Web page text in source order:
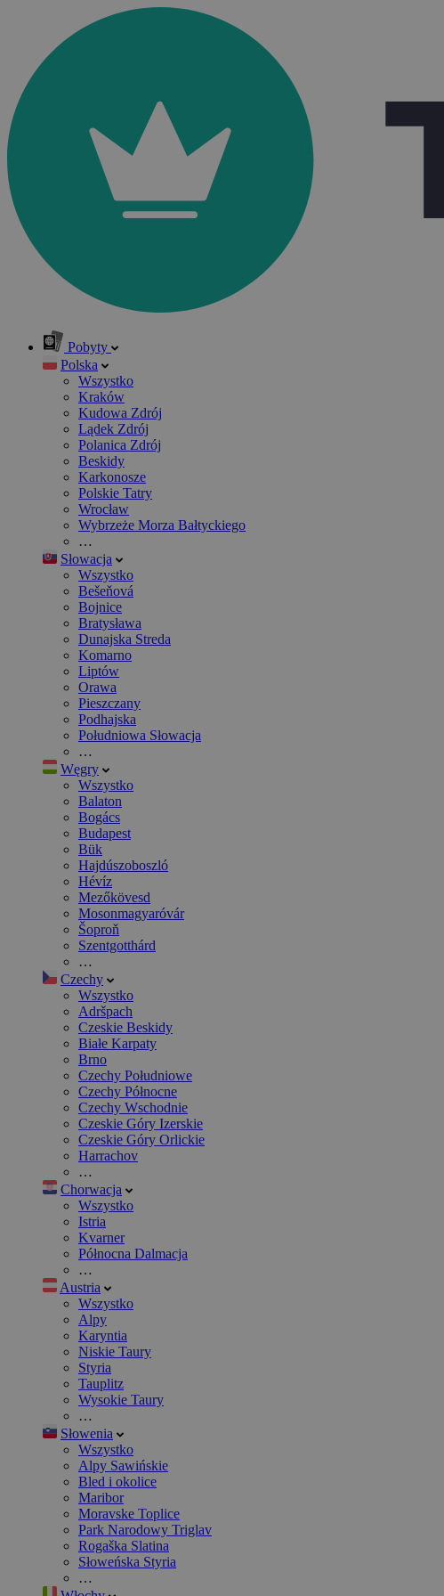
Pobyty
Polska
Wszystko
Kraków
Kudowa Zdrój
Lądek Zdrój
Polanica Zdrój
Beskidy
Karkonosze
Polskie Tatry
Wrocław
Wybrzeże Morza Bałtyckiego
…
Słowacja
Wszystko
Bešeňová
Bojnice
Bratysława
Dunajska Streda
Komarno
Liptów
Orawa
Pieszczany
Podhajska
Południowa Słowacja
…
Węgry
Wszystko
Balaton
Bogács
Budapest
Bük
Hajdúszoboszló
Hévíz
Mezőkövesd
Mosonmagyaróvár
Šoproň
Szentgotthárd
…
Czechy
Wszystko
Adršpach
Czeskie Beskidy
Białe Karpaty
Brno
Czechy Południowe
Czechy Północne
Czechy Wschodnie
Czeskie Góry Izerskie
Czeskie Góry Orlickie
Harrachov
…
Chorwacja
Wszystko
Istria
Kvarner
Północna Dalmacja
…
Austria
Wszystko
Alpy
Karyntia
Niskie Taury
Styria
Tauplitz
Wysokie Taury
…
Słowenia
Wszystko
Alpy Sawińskie
Bled i okolice
Maribor
Moravske Toplice
Park Narodowy Triglav
Rogaška Slatina
Słoweńska Styria
…